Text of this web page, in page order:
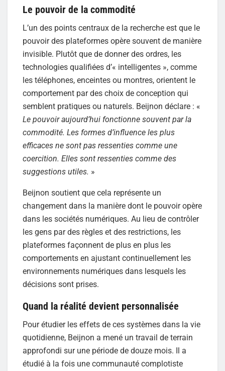
Le pouvoir de la commodité
L’un des points centraux de la recherche est que le
pouvoir des plateformes opère souvent de manière
invisible. Plutôt que de donner des ordres, les
technologies qualifiées d’« intelligentes », comme
les téléphones, enceintes ou montres, orientent le
comportement par des choix de conception qui
semblent pratiques ou naturels. Beijnon déclare : «
Le pouvoir aujourd’hui fonctionne souvent par la
commodité. Les formes d’influence les plus
efficaces ne sont pas ressenties comme une
coercition. Elles sont ressenties comme des
suggestions utiles. »
Beijnon soutient que cela représente un
changement dans la manière dont le pouvoir opère
dans les sociétés numériques. Au lieu de contrôler
les gens par des règles et des restrictions, les
plateformes façonnent de plus en plus les
comportements en ajustant continuellement les
environnements numériques dans lesquels les
décisions sont prises.
Quand la réalité devient personnalisée
Pour étudier les effets de ces systèmes dans la vie
quotidienne, Beijnon a mené un travail de terrain
approfondi sur une période de douze mois. Il a
étudié à la fois une communauté complotiste